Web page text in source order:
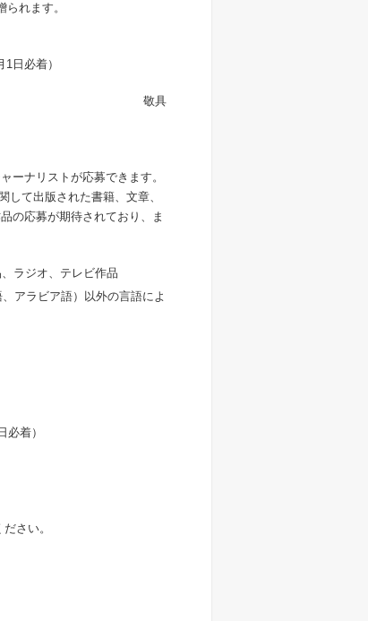
れます。
日必着）
敬具
ーナリストが応募できます。
て出版された書籍、文章、
の応募が期待されており、ま
ラジオ、テレビ作品
アラビア語）以外の言語によ
着）
さい。